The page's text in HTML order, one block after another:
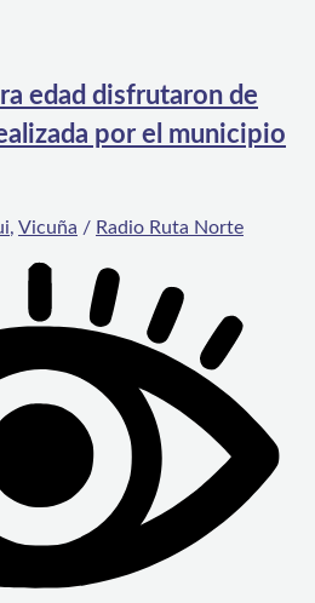
edad disfrutaron de
por el municipio
, Vicuña / Radio Ruta Norte